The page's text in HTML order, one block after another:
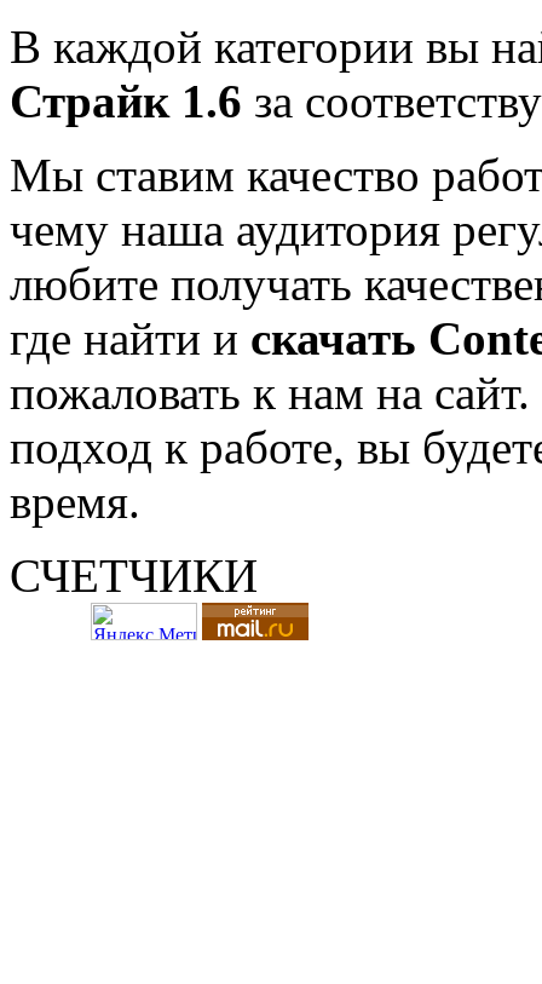
В каждой категории вы
Страйк 1.6 за
Мы ставим качество
чему наша аудитория
любите получать
где найти и скачать
пожаловать к нам на
подход к работе, вы
время.
СЧЕТЧИКИ